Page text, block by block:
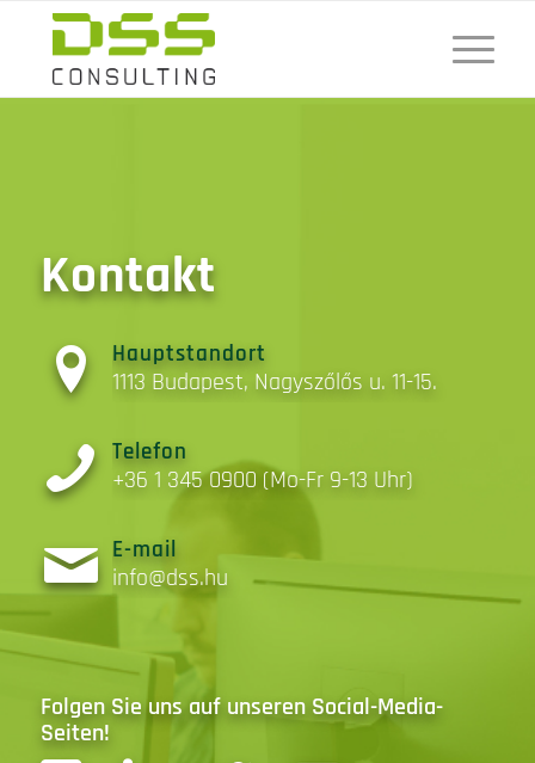
Kontakt
Hauptstandort
1113 Budapest, Nagyszőlős u. 11-15.
Telefon
+36 1 345 0900 (Mo-Fr 9-13 Uhr)
E-mail
info@dss.hu
Folgen Sie uns auf unseren Social-Media-
Seiten!